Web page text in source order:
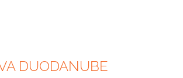
DUODANUBE